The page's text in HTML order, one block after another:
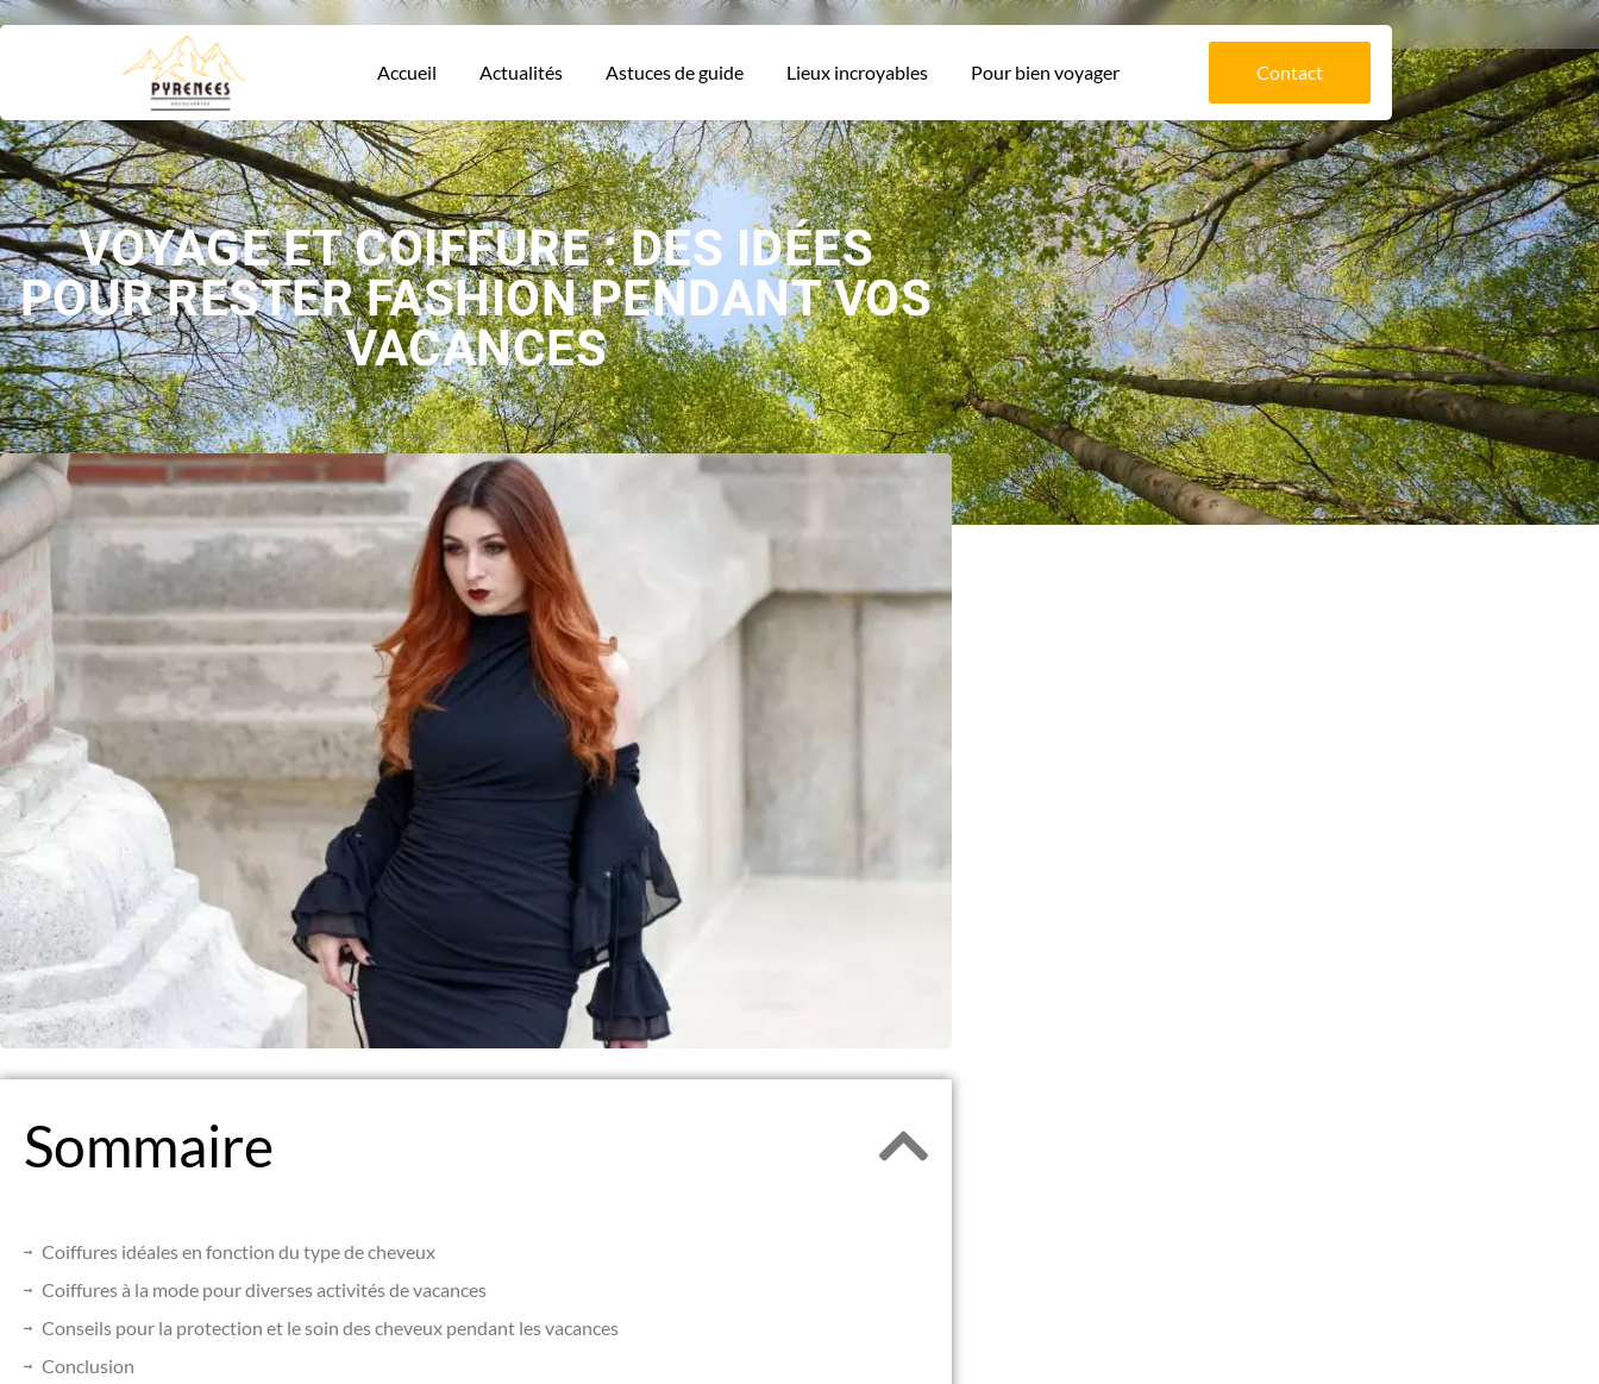
Accueil Actualités Astuces de guide Lieux incroyables Pour bien voyager Contact
VOYAGE ET COIFFURE : DES IDÉES
POUR RESTER FASHION PENDANT VOS
VACANCES
Sommaire
Coiffures idéales en fonction du type de cheveux
Coiffures à la mode pour diverses activités de vacances
Conseils pour la protection et le soin des cheveux pendant les vacances
Conclusion